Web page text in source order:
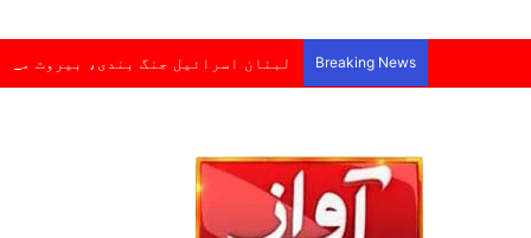
Breaking News لبنان اسرائیل جنگ بندی، بیروت